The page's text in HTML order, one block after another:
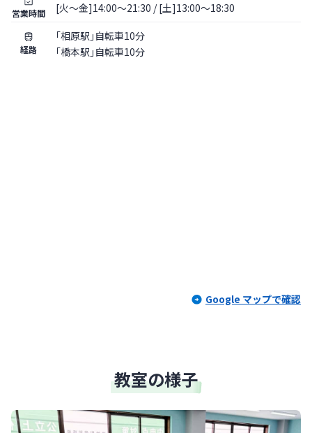
営業時間 [火〜金]14:00～21:30 / [土]13:00～18:30
経路
「相原駅」自転車10分
「橋本駅」自転車10分
Google マップで確認
教室の様子